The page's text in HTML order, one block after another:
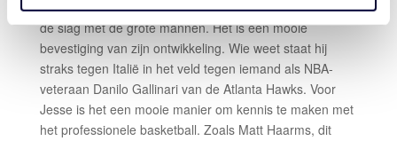
selectie van de Orange Lions en nu mag hij meteen aan
de slag met de grote mannen. Het is een mooie
bevestiging van zijn ontwikkeling. Wie weet staat hij
straks tegen Italië in het veld tegen iemand als NBA-
veteraan Danilo Gallinari van de Atlanta Hawks. Voor
Jesse is het een mooie manier om kennis te maken met
het professionele basketball. Zoals Matt Haarms, dit